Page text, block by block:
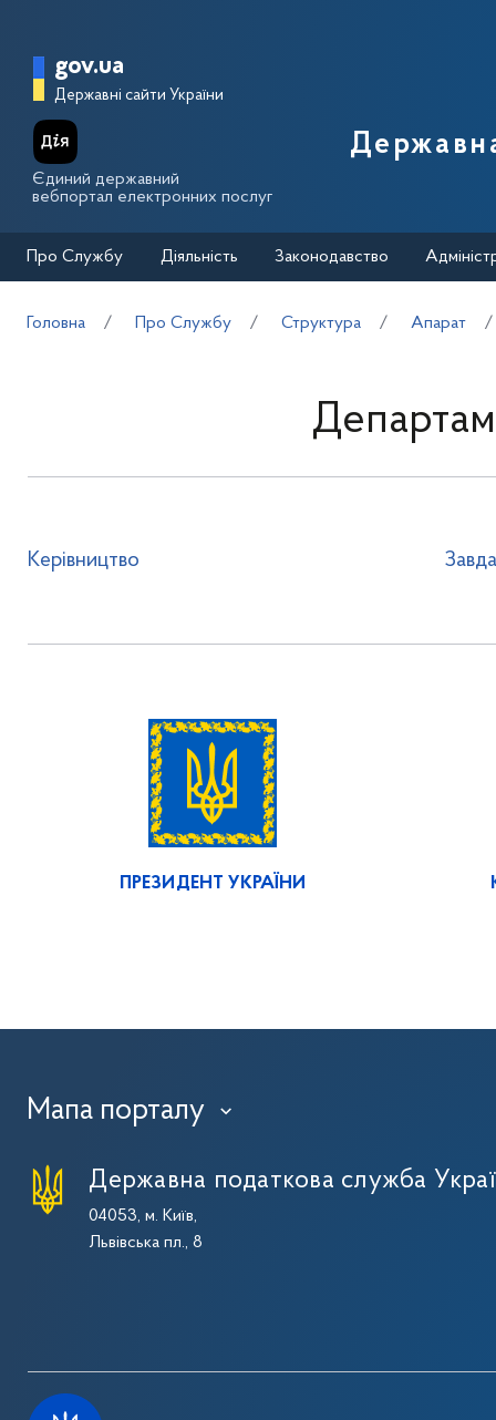
Головна сторінка Державної
gov.ua
Державні сайти України
Єдиний державний
вебпортал електронних послуг
Про Службу Діяльність Законодавство
Головна Про Службу Структура Апарат
Керівництво
ПРЕЗИДЕНТ УКРАЇНИ
Мапа порталу ›
Державна податкова служба
04053, м. Київ,
Львівська пл., 8